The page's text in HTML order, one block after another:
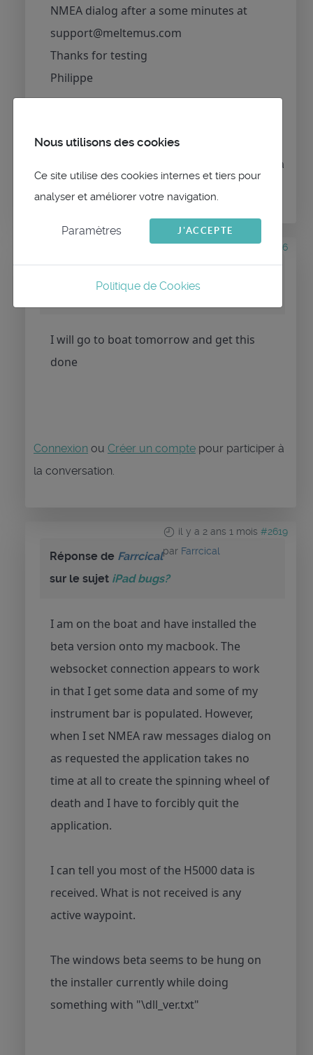
NMEA dialog after a some minutes at
support@meltemus.com
Thanks for testing
Philippe
pour participer à
il y a 2 ans 1 mois
#2616
parFarrcical
sur le sujetiPad bugs?
I will go to boat tomorrow and get this
done
Connexion ou Créer un compte pour participer à
la conversation.
il y a 2 ans 1 mois #2619
par Farrcical
Réponse de Farrcical
sur le sujet iPad bugs?
I am on the boat and have installed the
beta version onto my macbook. The
websocket connection appears to work
in that I get some data and some of my
instrument bar is populated. However,
when I set NMEA raw messages dialog on
as requested the application takes no
time at all to create the spinning wheel of
death and I have to forcibly quit the
application.
I can tell you most of the H5000 data is
received. What is not received is any
active waypoint.
The windows beta seems to be hung on
the installer currently while doing
something with "\dll_ver.txt"
Nous utilisons des cookies
Ce site utilise des cookies internes et tiers pour
analyser et améliorer votre navigation.
Paramètres J'ACCEPTE
Politique de Cookies